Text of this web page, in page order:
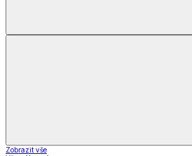
Zobrazit vše